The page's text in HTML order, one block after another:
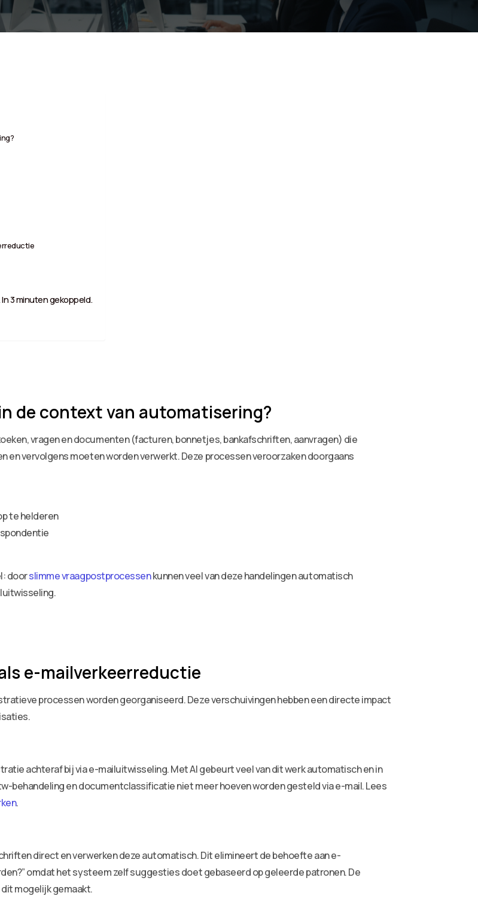
3 minuten gekoppeld.
de context van automatisering?
vragen en documenten (facturen, bonnetjes, bankafschriften, aanvragen) die
en vervolgens moeten worden verwerkt. Deze processen veroorzaken doorgaans
te helderen
doorslimme vraagpostprocessenkunnen veel van deze handelingen automatisch
e-mailverkeerreductie
processen worden georganiseerd. Deze verschuivingen hebben een directe impact
achteraf bij via e-mailuitwisseling. Met AI gebeurt veel van dit werk automatisch en in
behandeling en documentclassificatie niet meer hoeven worden gesteld via e-mail. Lees
.
direct en verwerken deze automatisch. Dit elimineert de behoefte aan e-
omdat het systeem zelf suggesties doet gebaseerd op geleerde patronen. De
mogelijk gemaakt.